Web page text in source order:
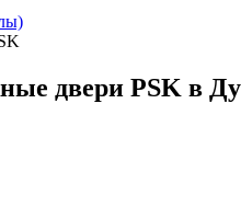
двери PSK в